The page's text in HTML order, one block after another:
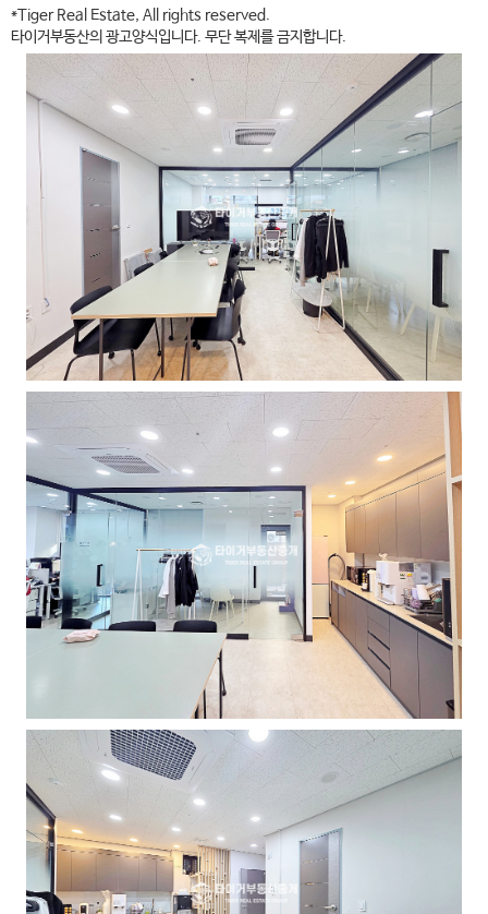
*Tiger Real Estate, All rights reserved.
타이거부동산의 광고양식입니다. 무단 복제를 금지합니다.